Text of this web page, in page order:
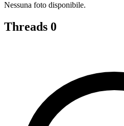
Nessuna foto disponibile.
Threads 0